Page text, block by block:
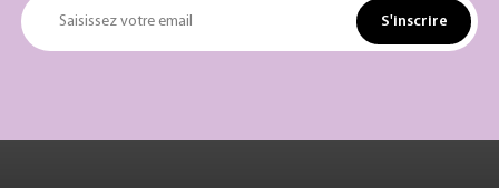
Saisissez votre email S'inscrire